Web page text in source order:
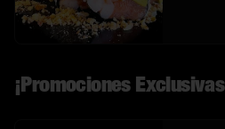
¡Promociones